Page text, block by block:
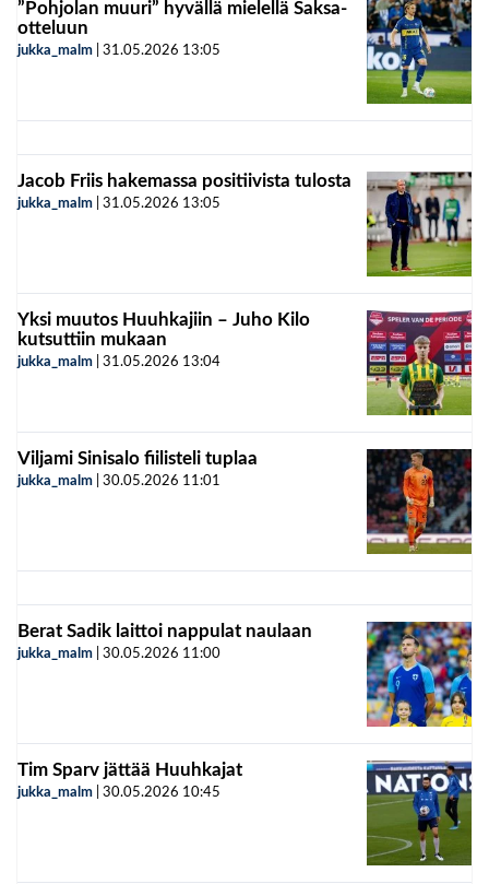
”Pohjolan muuri” hyvällä mielellä Saksa-
otteluun
jukka_malm 31.05.2026 13:05
Jacob Friis hakemassa positiivista tulosta
jukka_malm 31.05.2026 13:05
Yksi muutos Huuhkajiin – Juho Kilo
kutsuttiin mukaan
jukka_malm 31.05.2026 13:04
Viljami Sinisalo fiilisteli tuplaa
jukka_malm 30.05.2026 11:01
Berat Sadik laittoi nappulat naulaan
jukka_malm 30.05.2026 11:00
Tim Sparv jättää Huuhkajat
jukka_malm 30.05.2026 10:45